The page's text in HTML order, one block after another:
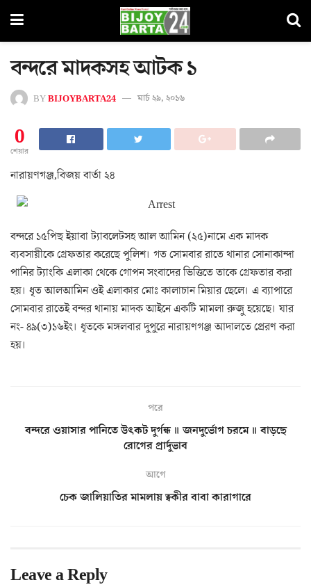
বন্দরে মাদকসহ আটক ১
BYBIJOYBARTA24 মার্চ ২৯, ২০১৬
0
শেয়ার
নারায়ণগঞ্জ,বিজয় বার্তা ২৪
বন্দরে ১৫পিছ ইয়াবা ট্যাবলেটসহ আল আমিন (২৫)নামে এক মাদক
ব্যবসায়ীকে গ্রেফতার করেছে পুলিশ। গত সোমবার রাতে থানার সোনাকান্দা
পানির ট্যাংকি এলাকা থেকে গোপন সংবাদের ভিত্তিতে তাকে গ্রেফতার করা
হয়। ধৃত আলআমিন ওই এলাকার মোঃ কালাচান মিয়ার ছেলে। এ ব্যাপারে
সোমবার রাতেই বন্দর থানায় মাদক আইনে একটি মামলা রুজু হয়েছে। যার
নং- ৪৯(৩)১৬ইং। ধৃতকে মঙ্গলবার দুপুরে নারায়ণগঞ্জ আদালতে প্রেরণ করা
হয়।
পরে
বন্দরে ওয়াসার পানিতে উৎকট দুর্গন্ধ ॥ জনদুর্ভোগ চরমে ॥ বাড়ছে
রোগের প্রার্দুভাব
আগে
চেক জালিয়াতির মামলায় ত্বকীর বাবা কারাগারে
Leave a Reply